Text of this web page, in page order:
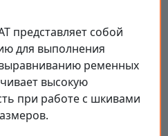
представляет собой
для выполнения
ременных
высокую
при работе с шкивами